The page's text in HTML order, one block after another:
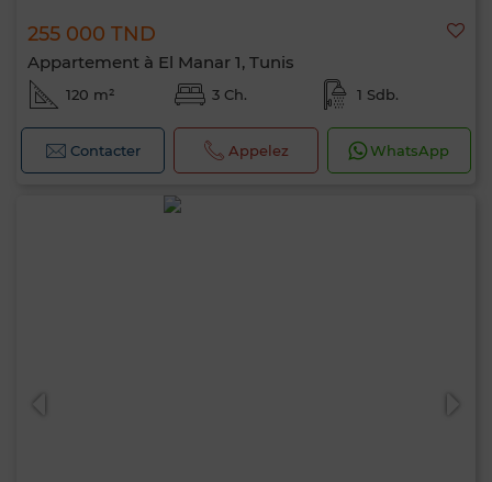
255 000 TND
Appartement à El Manar 1, Tunis
120 m² 3 Ch. 1 Sdb.
Contacter Appelez WhatsApp